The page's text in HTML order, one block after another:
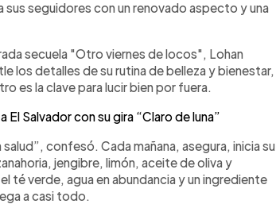
seguidores con un renovado aspecto y una
secuela "Otro viernes de locos", Lohan
los detalles de su rutina de belleza y bienestar,
es la clave para lucir bien por fuera.
El Salvador con su gira “Claro de luna”
confesó. Cada mañana, asegura, inicia su
jengibre, limón, aceite de oliva y
té verde, agua en abundancia y un ingrediente
a casi todo.